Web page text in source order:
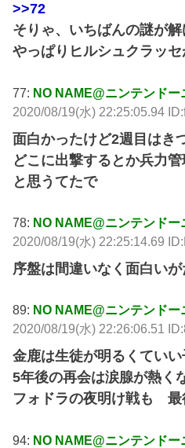
>>72
そりゃ、いちばんの謎が
やっぱりヒルシュクラッ
77: NO NAME@ニンテンドー
2020/08/19(水) 22:25:05.94
面白かったけど2週目はき
どこに出撃するとか兵力
と思うてたで
78: NO NAME@ニンテンドー
2020/08/19(水) 22:25:14.69
序盤は間違いなく面白い
89: NO NAME@ニンテンドー
2020/08/19(水) 22:26:06.51
金鹿は生徒が明るくていい
5年後の再会は涙腺が熱く
フォドラの夜明け戦も 最
94: NO NAME@ニンテンドー